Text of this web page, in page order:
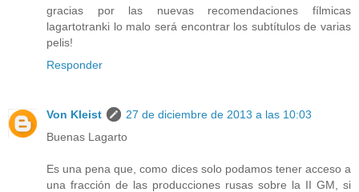
gracias por las nuevas recomendaciones fílmicas
lagartotranki lo malo será encontrar los subtítulos de varias
pelis!
Responder
Von Kleist
27 de diciembre de 2013 a las 10:03
Buenas Lagarto
Es una pena que, como dices solo podamos tener acceso a
una fracción de las producciones rusas sobre la II GM, si